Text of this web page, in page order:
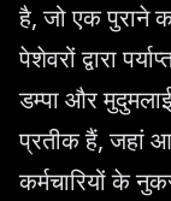
है, जो एक पुराने
पेशेवरों द्वारा
डम्पा और
प्रतीक हैं, जहां
कर्मचारियों के